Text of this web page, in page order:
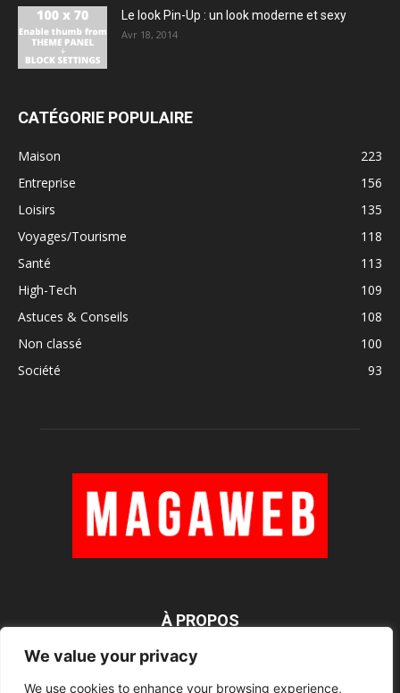
We value your privacy
We use cookies to enhance your browsing experience,
Le look Pin-Up : un look moderne et sexy
Avr 18, 2014
CATÉGORIE POPULAIRE
Maison
223
Entreprise
156
Loisirs
135
Voyages/Tourisme
118
Santé
113
High-Tech
109
Astuces & Conseils
108
Non classé
100
Société
93
À PROPOS